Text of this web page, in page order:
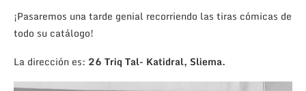
¡Pasaremos una tarde genial recorriendo las tiras cómicas de
todo su catálogo!
La dirección es: 26 Triq Tal- Katidral, Sliema.